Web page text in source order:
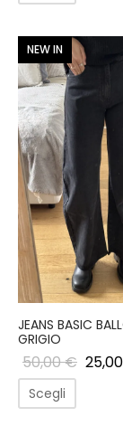
NEW IN
JEANS BASIC
GRIGIO
50,00€ 25,00
Scegli